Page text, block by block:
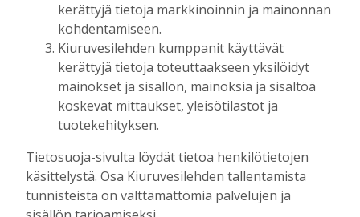
Digitilaukseen kuuluva Kiuruvesi-lehden
näköislehtijulkaistaan tiistai-iltaisin klo 20
osoitteessa kiuruvesilehti.fi/nakoislehti.
Paperilehtitilaussisältää joka viikko
(paitsi vko 52) ilmestyvän paperilehden
julkaisemat erikois- ja liitelehdet.
Jos sinulla on kysymyksiä kansainvälisistä
kerättyjä tietoja markkinoinnin ja mainonnan
kohdentamiseen.
Kiuruvesilehden kumppanit käyttävät
kerättyjä tietoja toteuttaakseen yksilöidyt
mainokset ja sisällön, mainoksia ja sisältöä
koskevat mittaukset, yleisötilastot ja
tuotekehityksen.
Tietosuoja-sivulta löydät tietoa henkilötietojen
käsittelystä. Osa Kiuruvesilehden tallentamista
tunnisteista on välttämättömiä palvelujen ja